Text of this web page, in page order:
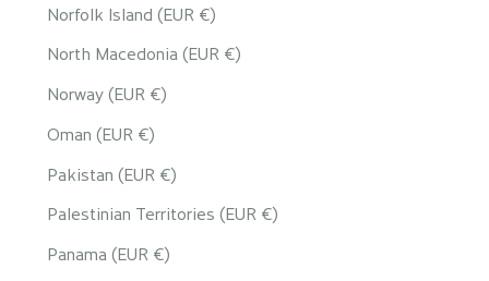
Norfolk Island (EUR €)
North Macedonia (EUR €)
Norway (EUR €)
Oman (EUR €)
Pakistan (EUR €)
Palestinian Territories (EUR €)
Panama (EUR €)